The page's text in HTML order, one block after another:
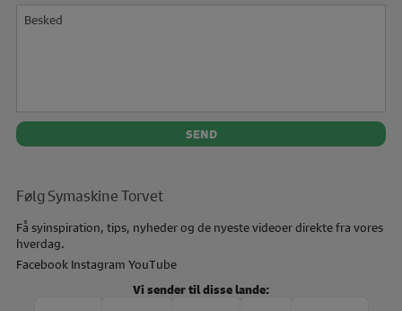
Besked
Følg Symaskine Torvet
Få syinspiration, tips, nyheder og de nyeste videoer direkte fra vores
hverdag.
Facebook Instagram YouTube
Vi sender til disse lande: